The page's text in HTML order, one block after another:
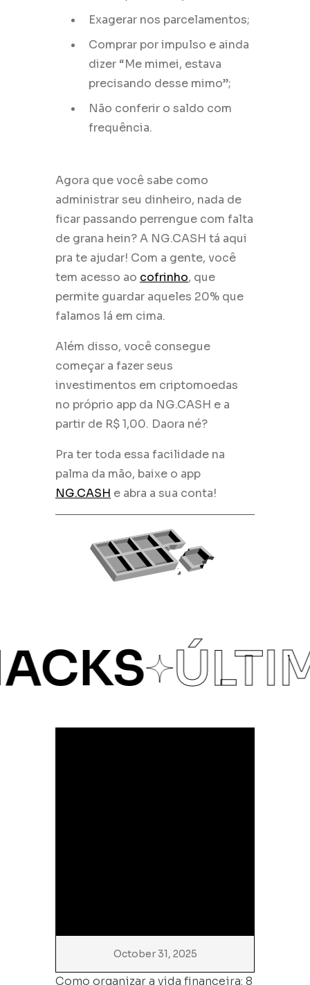
Exagerar nos parcelamentos;
Comprar por impulso e ainda
dizer “Me mimei, estava
precisando desse mimo”;
Não conferir o saldo com
frequência.
Agora que você sabe como
administrar seu dinheiro, nada de
ficar passando perrengue com falta
de grana hein? A NG.CASH tá aqui
pra te ajudar! Com a gente, você
tem acesso ao cofrinho, que
permite guardar aqueles 20% que
falamos lá em cima.
Além disso, você consegue
começar a fazer seus
investimentos em criptomoedas
no próprio app da NG.CASH e a
partir de R$ 1,00. Daora né?
Pra ter toda essa facilidade na
palma da mão, baixe o app
NG.CASH e abra a sua conta!
October 31, 2025
Como organizar a vida financeira: 8